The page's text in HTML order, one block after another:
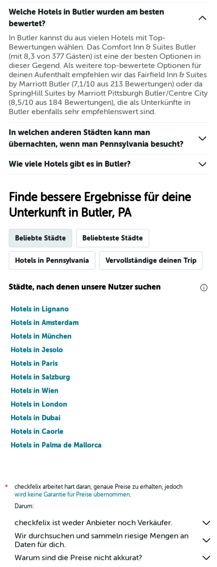
Welche Hotels in Butler wurden am besten
bewertet?
In Butler kannst du aus vielen Hotels mit Top-
Bewertungen wählen. Das Comfort Inn & Suites Butler
(mit 8,3 von 377 Gästen) ist eine der besten Optionen in
dieser Gegend. Als weitere top-bewertete Optionen für
deinen Aufenthalt empfehlen wir das Fairfield Inn & Suites
by Marriott Butler (7,1/10 aus 213 Bewertungen) oder da
SpringHill Suites by Marriott Pittsburgh Butler/Centre City
(8,5/10 aus 184 Bewertungen), die als Unterkünfte in
Butler ebenfalls sehr empfehlenswert sind.
In welchen anderen Städten kann man
übernachten, wenn man Pennsylvania besucht?
Wie viele Hotels gibt es in Butler?
Finde bessere Ergebnisse für deine
Unterkunft in Butler, PA
Beliebte Städte Beliebteste Städte
Hotels in Pennsylvania Vervollständige deinen Trip
Städte, nach denen unsere Nutzer suchen
Hotels in Lignano
Hotels in Amsterdam
Hotels in München
Hotels in Jesolo
Hotels in Paris
Hotels in Salzburg
Hotels in Wien
Hotels in London
Hotels in Dubai
Hotels in Caorle
Hotels in Palma de Mallorca
*
checkfelix arbeitet hart daran, genaue Preise zu erhalten, jedoch
wird keine Garantie für Preise übernommen.
Darum:
checkfelix ist weder Anbieter noch Verkäufer.
Wir durchsuchen und sammeln riesige Mengen an
Daten für dich.
Warum sind die Preise nicht akkurat?